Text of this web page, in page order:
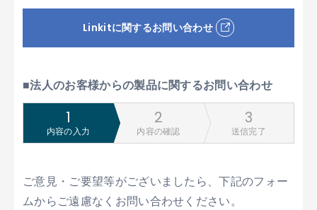
Linkitに関するお問い合わせ
■法人のお客様からの製品に関するお問い合わせ
内容の入力 内容の確認 送信完了
ご意見・ご要望等がございましたら、下記のフォー
ムからご遠慮なくお問い合わせください。